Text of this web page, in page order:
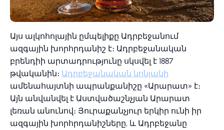
Այս ալկոհոլային ըմպելիքը Ադրբեջանում
ազգային խորհրդանիշ է։ Ադրբեջանական
բրենդիի արտադրությունը սկսվել է 1887
թվականին։ Ադրբեջանական կոնյակի
ամենահայտնի ապրանքանիշը «Արարատ» է։
Այն անվանվել է Աստվածաշնչյան Արարատ
լեռան անունով։ Յուրաքանչյուր երկիր ունի իր
ազգային խորհրդանիշները, և Ադրբեջանը